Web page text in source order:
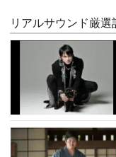
リアルサウンド厳選